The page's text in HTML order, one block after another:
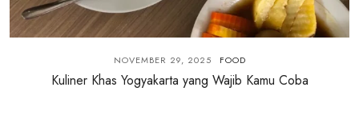
NOVEMBER 29, 2025 FOOD
Kuliner Khas Yogyakarta yang Wajib Kamu Coba